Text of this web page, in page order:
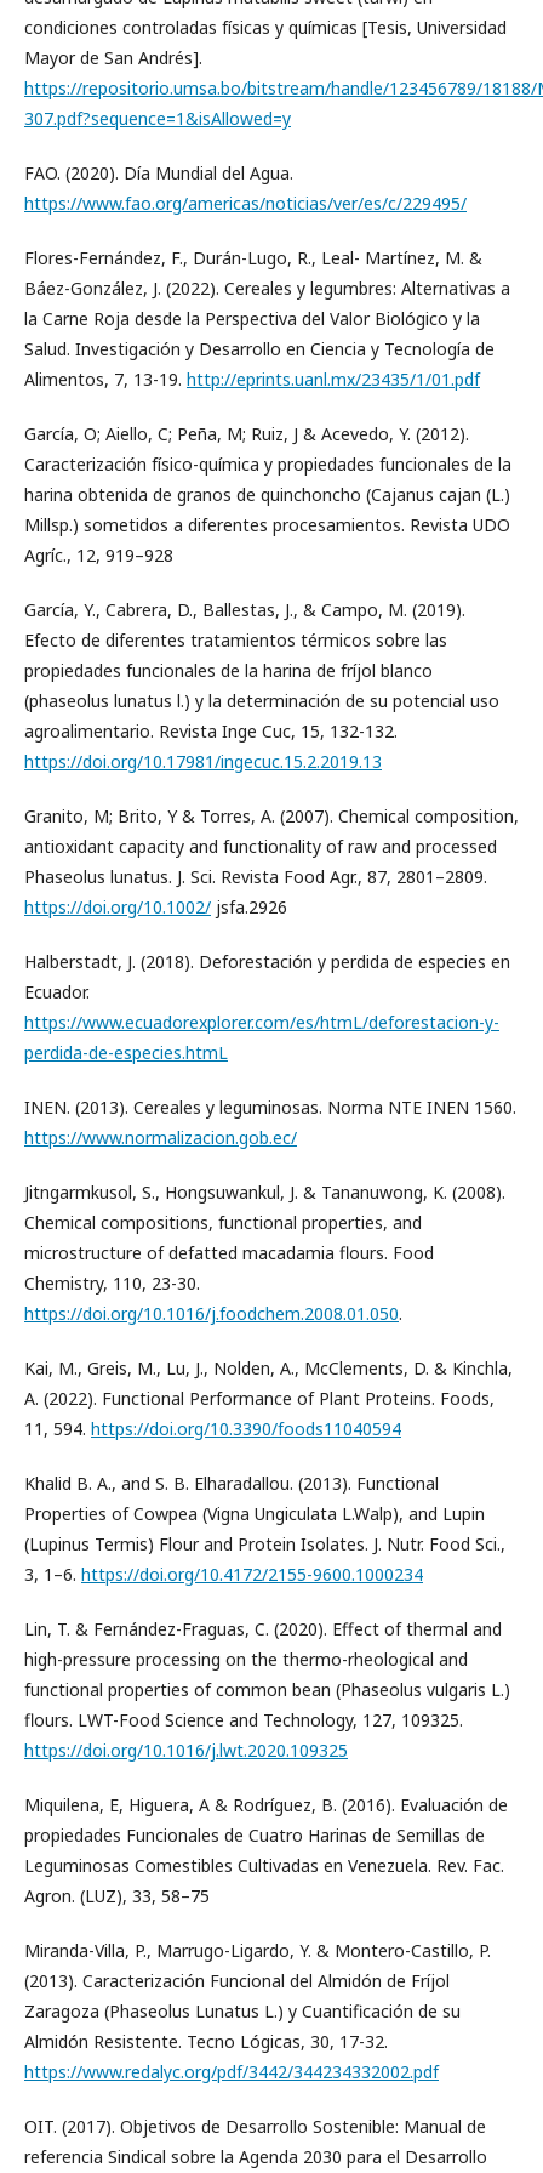
condiciones controladas físicas y químicas [Tesis, Universidad
Mayor de San Andrés].
https://repositorio.umsa.bo/bitstream/handle/123456789/18188/
307.pdf?sequence=1&isAllowed=y
FAO. (2020). Día Mundial del Agua.
https://www.fao.org/americas/noticias/ver/es/c/229495/
Flores-Fernández, F., Durán-Lugo, R., Leal- Martínez, M. &
Báez-González, J. (2022). Cereales y legumbres: Alternativas a
la Carne Roja desde la Perspectiva del Valor Biológico y la
Salud. Investigación y Desarrollo en Ciencia y Tecnología de
Alimentos, 7, 13-19. http://eprints.uanl.mx/23435/1/01.pdf
García, O; Aiello, C; Peña, M; Ruiz, J & Acevedo, Y. (2012).
Caracterización físico-química y propiedades funcionales de la
harina obtenida de granos de quinchoncho (Cajanus cajan (L.)
Millsp.) sometidos a diferentes procesamientos. Revista UDO
Agríc., 12, 919–928
García, Y., Cabrera, D., Ballestas, J., & Campo, M. (2019).
Efecto de diferentes tratamientos térmicos sobre las
propiedades funcionales de la harina de fríjol blanco
(phaseolus lunatus l.) y la determinación de su potencial uso
agroalimentario. Revista Inge Cuc, 15, 132-132.
https://doi.org/10.17981/ingecuc.15.2.2019.13
Granito, M; Brito, Y & Torres, A. (2007). Chemical composition,
antioxidant capacity and functionality of raw and processed
Phaseolus lunatus. J. Sci. Revista Food Agr., 87, 2801–2809.
https://doi.org/10.1002/ jsfa.2926
Halberstadt, J. (2018). Deforestación y perdida de especies en
Ecuador.
https://www.ecuadorexplorer.com/es/htmL/deforestacion-y-
perdida-de-especies.htmL
INEN. (2013). Cereales y leguminosas. Norma NTE INEN 1560.
https://www.normalizacion.gob.ec/
Jitngarmkusol, S., Hongsuwankul, J. & Tananuwong, K. (2008).
Chemical compositions, functional properties, and
microstructure of defatted macadamia flours. Food
Chemistry, 110, 23-30.
https://doi.org/10.1016/j.foodchem.2008.01.050.
Kai, M., Greis, M., Lu, J., Nolden, A., McClements, D. & Kinchla,
A. (2022). Functional Performance of Plant Proteins. Foods,
11, 594. https://doi.org/10.3390/foods11040594
Khalid B. A., and S. B. Elharadallou. (2013). Functional
Properties of Cowpea (Vigna Ungiculata L.Walp), and Lupin
(Lupinus Termis) Flour and Protein Isolates. J. Nutr. Food Sci.,
3, 1–6. https://doi.org/10.4172/2155-9600.1000234
Lin, T. & Fernández-Fraguas, C. (2020). Effect of thermal and
high-pressure processing on the thermo-rheological and
functional properties of common bean (Phaseolus vulgaris L.)
flours. LWT-Food Science and Technology, 127, 109325.
https://doi.org/10.1016/j.lwt.2020.109325
Miquilena, E, Higuera, A & Rodríguez, B. (2016). Evaluación de
propiedades Funcionales de Cuatro Harinas de Semillas de
Leguminosas Comestibles Cultivadas en Venezuela. Rev. Fac.
Agron. (LUZ), 33, 58–75
Miranda-Villa, P., Marrugo-Ligardo, Y. & Montero-Castillo, P.
(2013). Caracterización Funcional del Almidón de Fríjol
Zaragoza (Phaseolus Lunatus L.) y Cuantificación de su
Almidón Resistente. Tecno Lógicas, 30, 17-32.
https://www.redalyc.org/pdf/3442/344234332002.pdf
OIT. (2017). Objetivos de Desarrollo Sostenible: Manual de
referencia Sindical sobre la Agenda 2030 para el Desarrollo